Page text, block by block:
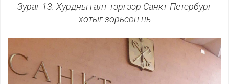
Зураг 13. Хурдны галт тэргээр Санкт-Петербург
хотыг зорьсон нь